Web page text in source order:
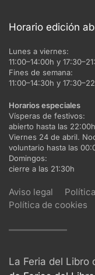
Horario edición
Lunes a viernes:
11:00–14:00h y
Fines de semana:
11:00–14:30h y
Horarios especiales
Vísperas de festivos:
abierto hasta las 22:00h
Viernes 24 de abril.
voluntario hasta las
Domingos:
cierre a las 21:30h
Aviso legal
Política de cookies
La Feria del Libro